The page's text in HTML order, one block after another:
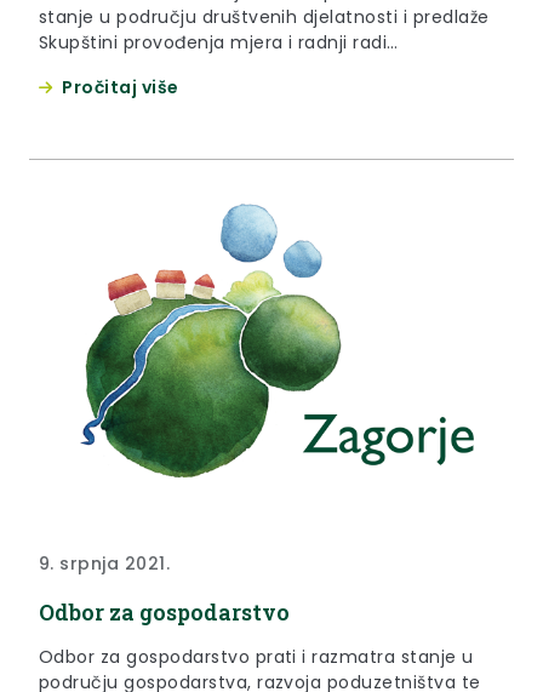
stanje u području društvenih djelatnosti i predlaže
Skupštini provođenja mjera i radnji radi
Pročitaj više
9. srpnja 2021.
Odbor za gospodarstvo
Odbor za gospodarstvo prati i razmatra stanje u
području gospodarstva, razvoja poduzetništva te